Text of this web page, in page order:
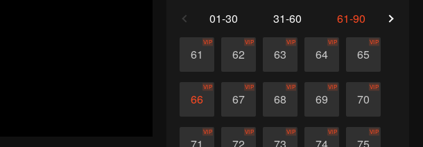
01-30 31-60 61-90
61
VIP
62
VIP
63
VIP
64
VIP
65
VIP
66
VIP
67
VIP
68
VIP
69
VIP
70
VIP
VIP VIP VIP VIP VIP